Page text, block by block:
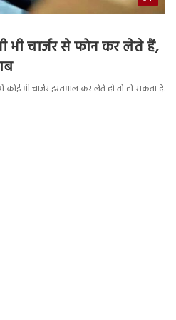
भी चार्जर से फोन कर लेते हैं,
भी चार्जर इस्तमाल कर लेते हो तो हो सकता है.